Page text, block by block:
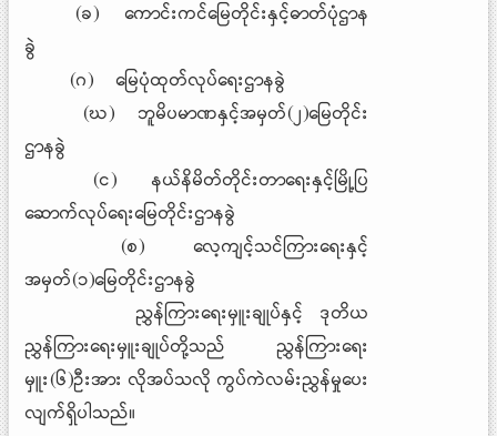
(ခ) ကောင်းကင်မြေတိုင်းနှင့်ဓာတ်ပုံဌာန
ခွဲ
(ဂ) မြေပုံထုတ်လုပ်ရေးဌာနခွဲ
(ဃ) ဘူမိပမာဏနှင့်အမှတ်(၂)မြေတိုင်း
ဌာနခွဲ
(င) နယ်နိမိတ်တိုင်းတာရေးနှင့်မြို့ပြ
ဆောက်လုပ်ရေးမြေတိုင်းဌာနခွဲ
(စ) လေ့ကျင့်သင်ကြားရေးနှင့်
အမှတ်(၁)မြေတိုင်းဌာနခွဲ
ညွှန်ကြားရေးမှူးချုပ်နှင့် ဒုတိယ
ညွှန်ကြားရေးမှူးချုပ်တို့သည် ညွှန်ကြားရေး
မှူး(၆)ဦးအား လိုအပ်သလို ကွပ်ကဲလမ်းညွှန်မှုပေး
လျက်ရှိပါသည်။